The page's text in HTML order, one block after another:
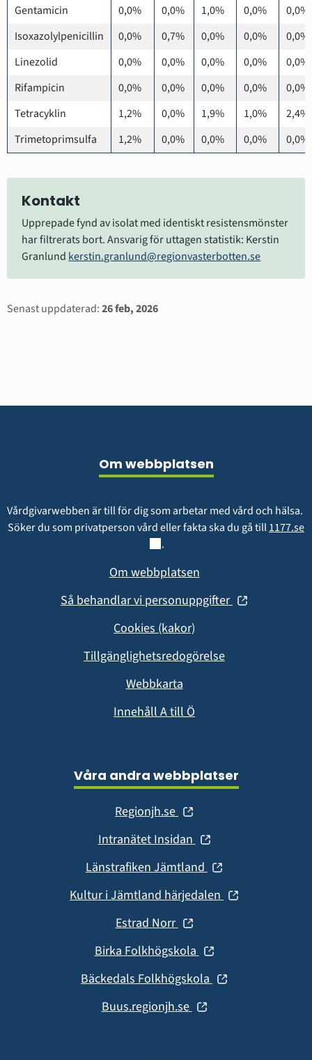
Gentamicin 0,0% 0,0% 1,0% 0,0%
0,0%
Isoxazolylpenicillin
0,0% 0,7% 0,0% 0,0%
0,0%
Linezolid
0,0% 0,0% 0,0% 0,0%
0,0%
Rifampicin
0,0% 0,0% 0,0% 0,0%
0,0%
Tetracyklin
1,2% 0,0% 1,9% 1,0%
2,4%
Trimetoprimsulfa
1,2% 0,0% 0,0% 0,0% 0,0%
Kontakt
Upprepade fynd av isolat med identiskt resistensmönster
har filtrerats bort. Ansvarig för uttagen statistik: Kerstin
Granlund kerstin.granlund@regionvasterbotten.se
Sidinformation
Senast uppdaterad:26 feb, 2026
Om webbplatsen
Vårdgivarwebben är till för dig som arbetar med vård och hälsa.
Söker du som privatperson vård eller fakta ska du gå till 1177.se
.
Om webbplatsen
Så behandlar vi personuppgifter (öppnas
Cookies (kakor)
Tillgänglighetsredogörelse
Webbkarta
Innehåll A till Ö
Våra andra webbplatser
Regionjh.se (öppnas
nytt
fönster)
Intranätet Insidan (öppnas
nytt
fönster)
Länstrafiken Jämtland (öppnas
nytt
Kultur i Jämtland härjedalen (öppnas
Estrad Norr (öppnas
nytt
fönster)
Birka Folkhögskola (öppnas
nytt
fönster)
Bäckedals Folkhögskola (öppnas
Buus.regionjh.se (öppnas